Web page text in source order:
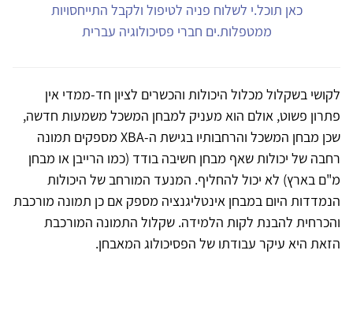
כאן תוכל.י לשלוח פניה לטיפול ולקבל התייחסויות
ממטפלות.ים חברי פסיכולוגיה עברית
לקושי בשקלול מכלול היכולות והכשרים לציון חד-ממדי אין
פתרון פשוט, אולם הוא מעניק למבחן המשכל משמעות חדשה,
שכן מבחן המשכל והרחבותיו בגישת ה-XBA מספקים תמונה
רחבה של יכולות שאף מבחן חשיבה בודד (כמו הרייבן או מבחן
מ"ם בארץ) לא יכול להחליף. המנעד המורחב של היכולות
הנמדדות היום במבחן אינטליגנציה מספק אם כן תמונה מורכבת
והכרחית להבנת לקות הלמידה. שקלול התמונה המורכבת
הזאת היא עיקר עבודתו של הפסיכולוג המאבחן.